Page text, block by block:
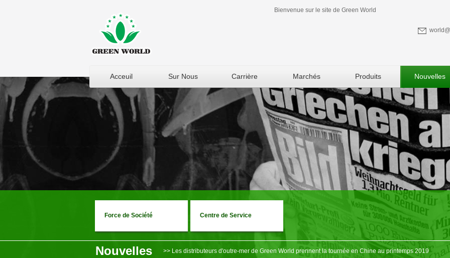
Bienvenue sur le site de Green World
Acceuil Sur Nous Carrière Marchés Produits Nouvelles
Force de Société Centre de Service
Nouvelles >> Les distributeurs d'outre-mer de Green World prennent la tournée en Chine au printemps 2019